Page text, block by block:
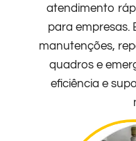
atendimento
para empresas.
manutenções,
quadros e
eficiência e